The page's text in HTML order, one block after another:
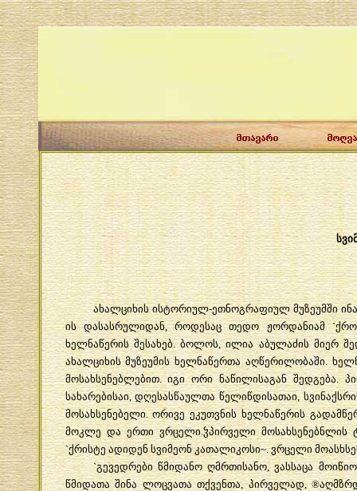
ახალციხის ისტორიულ-ეთნოგრაფიულ მუზეუმში
ის
დასასრულიდან,როდესაც თედო ჟორდანიამ`
ხელნაწერის შესახებ. ბოლოს,ილია აბულაძის მიერ
ახალციხის მუზეუმის ხელნაწერთა აღწერილობაში.
მოსახსენებლებით.იგი ორი ნაწილისაგან შედგება.
სახარებისაი,დღესასწაულთა წელიწდისათაი,
მოსახსენებელი.ორივე ეკუთვნის ხელნაწერის
მოკლე და ერთი ვრცელი.ჴპირველი მოსახსენებნლის
`ქრისტე ადიდენ სვიმეონ კათალიკოსი~.ვრცელი
`გევედრები წმიდანო ღმრთისანო,ვასსაცა
წმიდათა შინა ლოცვათა თქვენთა,პირველად, ®